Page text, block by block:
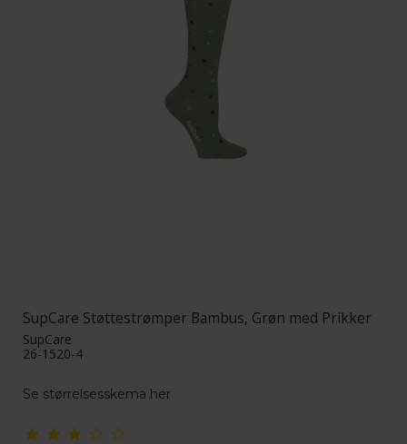
SupCare Støttestrømper Bambus, Grøn med Prikker
SupCare
26-1520-4
Se størrelsesskema her